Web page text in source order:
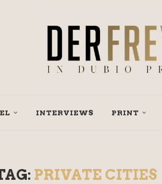
INTERVIEWS PRINT
PRIVATE CITIES